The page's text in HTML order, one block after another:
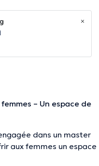
– Un espace de
dans un master
aux femmes un espace